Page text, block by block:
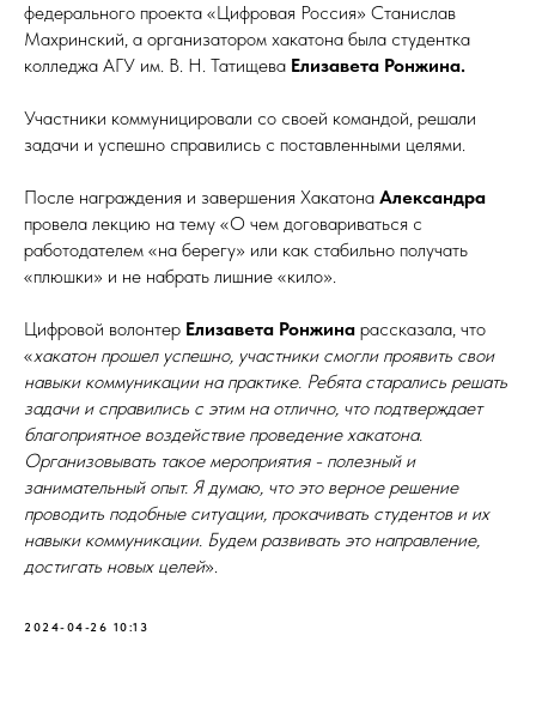
федерального проекта «Цифровая Россия» Станислав
Махринский, а организатором хакатона была студентка
колледжа АГУ им. В. Н. Татищева Елизавета Ронжина.
Участники коммуницировали со своей командой, решали
задачи и успешно справились с поставленными целями.
После награждения и завершения Хакатона Александра
провела лекцию на тему «О чем договариваться с
работодателем «на берегу» или как стабильно получать
«плюшки» и не набрать лишние «кило».
Цифровой волонтер Елизавета Ронжина рассказала, что
«хакатон прошел успешно, участники смогли проявить свои
навыки коммуникации на практике. Ребята старались решать
задачи и справились с этим на отлично, что подтверждает
благоприятное воздействие проведение хакатона.
Организовывать такое мероприятия - полезный и
занимательный опыт. Я думаю, что это верное решение
проводить подобные ситуации, прокачивать студентов и их
навыки коммуникации. Будем развивать это направление,
достигать новых целей».
2024-04-26 10:13